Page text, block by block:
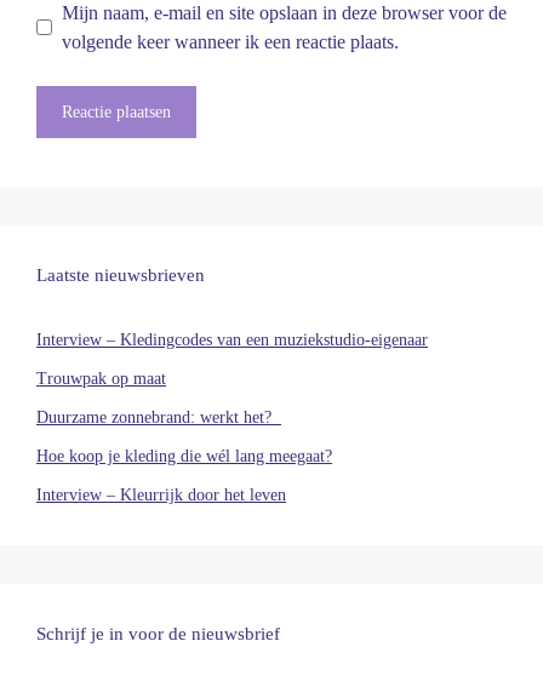
Mijn naam, e-mail en site opslaan in deze browser voor de
volgende keer wanneer ik een reactie plaats.
Laatste nieuwsbrieven
Interview – Kledingcodes van een muziekstudio-eigenaar
Trouwpak op maat
Duurzame zonnebrand: werkt het?
Hoe koop je kleding die wél lang meegaat?
Interview – Kleurrijk door het leven
Schrijf je in voor de nieuwsbrief